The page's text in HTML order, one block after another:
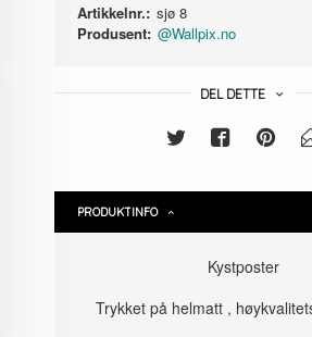
Artikkelnr.: sjø 8
Produsent: @Wallpix.no
DEL DETTE
PRODUKTINFO
Kystposter
Trykket på helmatt ,